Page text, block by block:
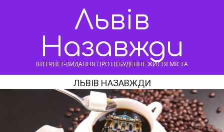
Львів
Назавжди
ІНТЕРНЕТ-ВИДАННЯ ПРО НЕБУДЕННЕ ЖИТТЯ МІСТА
ЛЬВІВ НАЗАВЖДИ